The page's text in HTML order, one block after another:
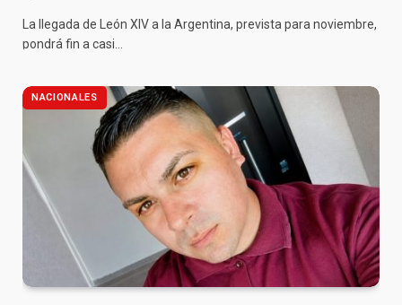
La llegada de León XIV a la Argentina, prevista para noviembre,
pondrá fin a casi…
NACIONALES